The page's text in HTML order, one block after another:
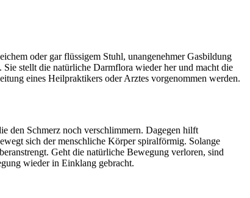
oder gar flüssigem Stuhl, unangenehmer Gasbildung
stellt die natürliche Darmflora wieder her und macht die
eines Heilpraktikers oder Arztes vorgenommen werden.
den Schmerz noch verschlimmern. Dagegen hilft
sich der menschliche Körper spiralförmig. Solange
Geht die natürliche Bewegung verloren, sind
wieder in Einklang gebracht.